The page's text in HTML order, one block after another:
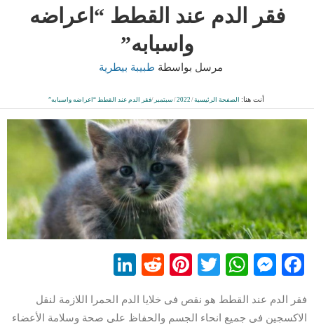
فقر الدم عند القطط “اعراضه
واسبابه”
مرسل بواسطة طبيبة بيطرية
أنت هنا: الصفحة الرئيسية/
2022
/ سبتمبر /فقر الدم عند القطط “اعراضه واسبابه”
Facebook
Messenger
WhatsApp
Twitter
Pinterest
Reddit
فقر الدم عند القطط هو نقص فى خلايا الدم الحمرا اللازمة لنقل
الاكسجين فى جميع انحاء الجسم والحفاظ على صحة وسلامة الأعضاء